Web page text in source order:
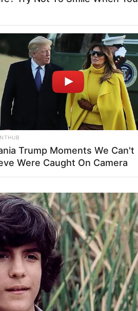
10 Potret Makanan Gagal
yang Bikin Kamu
Selera
Manekin Anti
yang Konyol
Lucu Seputar Malam
ala Jomblo yang Bikin
Trump Moments We Can't
Were Caught On Camera